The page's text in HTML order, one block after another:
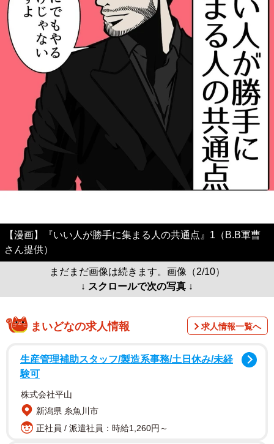
【漫画】『いい人が勝手に集まる人の共通点』1（B.B軍曹
さん提供）
まだまだ画像は続きます。画像（2/10）
↓ スクロールで次の写真 ↓
まいどなの求人情報 求人情報一覧へ
生産管理補助スタッフ/製造系事務/土日休み/未経
験可
株式会社平山
新潟県 糸魚川市
正社員 / 派遣社員：時給1,260円～